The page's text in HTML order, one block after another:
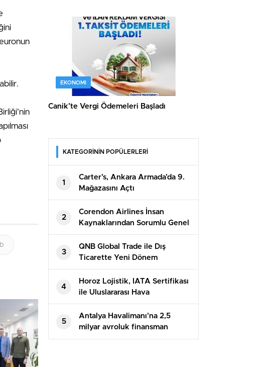
EKONOMI
Canik’te Vergi Ödemeleri Başladı
KATEGORİNİN POPÜLERLERİ
1
Carter’s, Ankara Armada’da 9.
Mağazasını Açtı
2
Corendon Airlines İnsan
Kaynaklarından Sorumlu Genel
Müdür Yardımcısı Berna Oskay:
“Z kuşağına yapılan yatırım,
turizmin geleceğine yapılan
yatırımdır”
3
QNB Global Trade ile Dış
Ticarette Yeni Dönem
4
Horoz Lojistik, IATA Sertifikası
ile Uluslararası Hava
Taşımacılığında Gücünü
Artırıyor
5
Antalya Havalimanı’na 2,5
milyar avroluk finansman
paketi